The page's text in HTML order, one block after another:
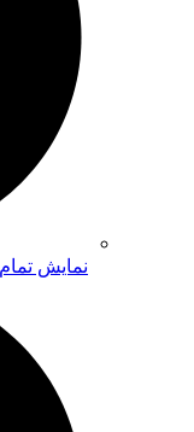
نمایش